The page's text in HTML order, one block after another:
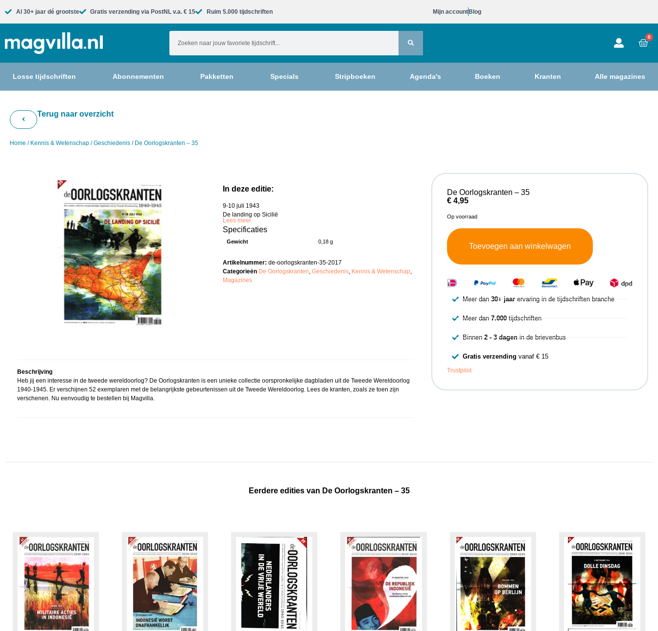
Al 30+ jaar dé grootste​ Gratis verzending via PostNL v.a. € 15 Ruim 5.000 tijdschriften​ Mijn account Blog
0
Losse tijdschriften Abonnementen Pakketten Specials Stripboeken Agenda's Boeken Kranten Alle magazines
Terug naar overzicht
Home / Kennis & Wetenschap /Geschiedenis / De Oorlogskranten – 35
In deze editie:
9-10 juli 1943
De landing op Sicilië
Lees meer
Specificaties
Gewicht 0,18 g
Artikelnummer:de-oorlogskranten-35-2017
Categorieën De Oorlogskranten,Geschiedenis, Kennis & Wetenschap,
Magazines
Beschrijving
Heb jij een interesse in de tweede wereldoorlog? De Oorlogskranten is een unieke collectie oorspronkelijke dagbladen uit de Tweede Wereldoorlog
1940-1945. Er verschijnen 52 exemplaren met de belangrijkste gebeurtenissen uit de Tweede Wereldoorlog. Lees de kranten, zoals ze toen zijn
verschenen. Nu eenvoudig te bestellen bij Magvilla.
De Oorlogskranten – 35
€4,95
Op voorraad
Toevoegen aan winkelwagen
Meer dan30+ jaar ervaring in de tijdschriften branche
Meer dan7.000 tijdschriften
Binnen2 - 3 dagen in de brievenbus
Gratis verzending vanaf € 15
Trustpilot
Eerdere edities van De Oorlogskranten – 35